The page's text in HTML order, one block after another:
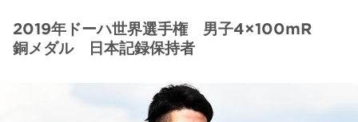
2019年ドーハ世界選手権 男子4×100mR
銅メダル 日本記録保持者